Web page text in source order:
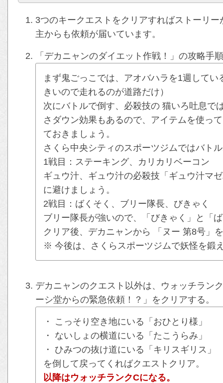
3つのキークエストをクリアすればストーリ
主からも依頼が届いています。
「デカニャンのダイエット作戦！」の攻略手順
まず鬼ごっこでは、アオバハラを1週して
きいので走れるのが道路だけ）
次にバトルで倒す、必殺技の 猫いろ吐息で
さダウン効果もあるので、アイテムを使っ
ておきましょう。
さくら中央シティのスポーツジムではバト
1戦目：ステーキング、カリカリベーコン
ギュウ汁、ギュウ汁の必殺技「ギュウ汁マ
に避けましょう。
2戦目：ばくそく、ブリー隊長、びきゃく
ブリー隊長が強いので、「びきゃく」と「
クリア後、デカニャンから 「ヌー 第8号」
※ 今後は、さくらスポーツジムで妖怪を鍛
デカニャンのクエスト以外は、ウォッチラン
ーシ堂からの緊急依頼！？」をクリアする。
・ こっそり空き地にいる「おひとり様」
・ ないしょの横道にいる「たこうらみ」
・ ひみつの抜け道にいる「キリスギリス」
を倒して戻ってくればクエストクリア。
以降はウォッチランクCになる。